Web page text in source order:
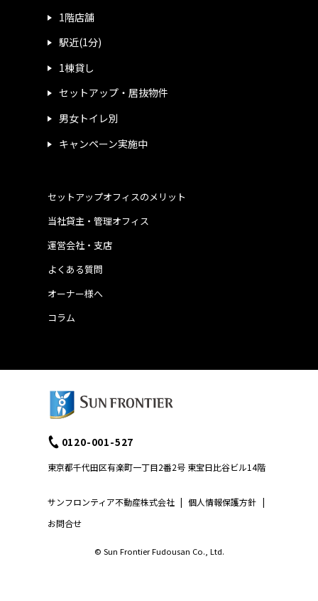
1階店舗
駅近(1分)
1棟貸し
セットアップ・居抜物件
男女トイレ別
キャンペーン実施中
運営会社・支店
よくある質問
当社貸主・管理オフィス
オーナー様へ
コラム
セットアップオフィスのメリット
サンフロンティア不動産株式会社 | 個人情報保護方針 |
お問合せ
0120-001-527
東京都千代田区有楽町一丁目2番2号 東宝日比谷ビル14階
© Sun Frontier Fudousan Co., Ltd.